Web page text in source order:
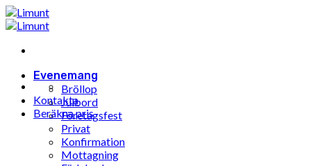
Hoppa
till
Evenemang
Bröllop
Julbord
Företagsfest
Privat
Konfirmation
Mottagning
Kontakta
Beräkna pris